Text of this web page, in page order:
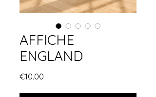
AFFICHE
ENGLAND
€10.00